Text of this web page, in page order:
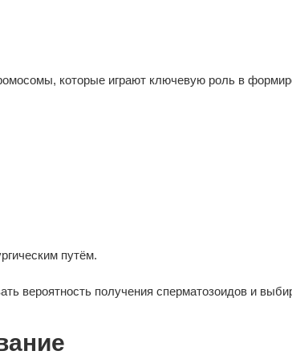
которые играют ключевую роль в
путём.
вероятность получения сперматозоидов и